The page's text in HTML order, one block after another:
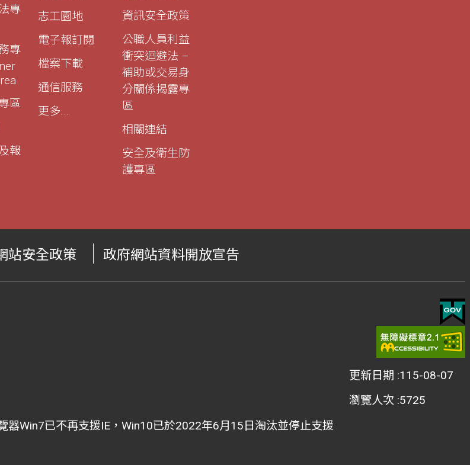
專
專
區
報
志工園地
電子報訂閱
檔案下載
通信服務
更多...
資訊安全政策
公職人員利益
衝突迴避法 –
補助或交易身
分關係揭露專
區
相關連結
安全及衛生防
護專區
站安全政策 政府網站資料開放宣告
Win7已不再支援IE，Win10已於2022年6月15日淘汰並停止支援
更新日期 115-08-07
瀏覽人次 5725